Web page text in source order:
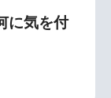
に気を付